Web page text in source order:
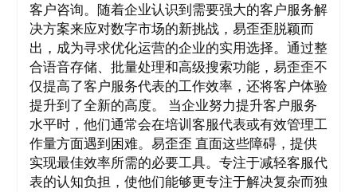
客户咨询。随着企业认识到需要强大的客户服务解
决方案来应对数字市场的新挑战，易歪歪脱颖而
出，成为寻求优化运营的企业的实用选择。通过整
合语音存储、批量处理和高级搜索功能，易歪歪不
仅提高了客户服务代表的工作效率，还将客户体验
提升到了全新的高度。 当企业努力提升客户服务
水平时，他们通常会在培训客服代表或有效管理工
作量方面遇到困难。易歪歪 直面这些障碍，提供
实现最佳效率所需的必要工具。专注于减轻客服代
表的认知负担，使他们能够更专注于解决复杂而独